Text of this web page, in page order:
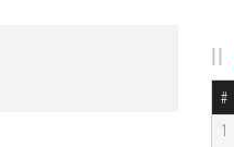
#
1